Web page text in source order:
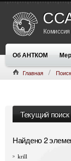
Об АНТКОМ
Главная Поиск
Текущий поиск
Найдено 2
krill